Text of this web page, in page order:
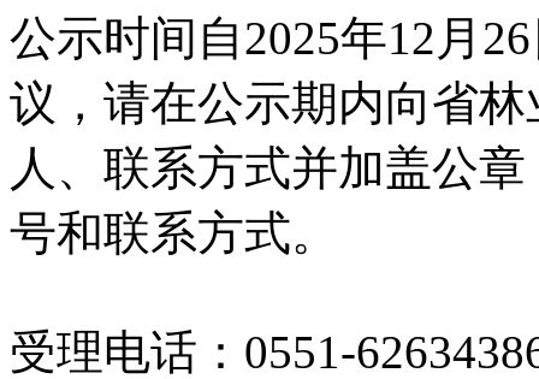
公示时间自2025年12月
议，请在公示期内向省
人、联系方式并加盖公
号和联系方式。
受理电话：0551-